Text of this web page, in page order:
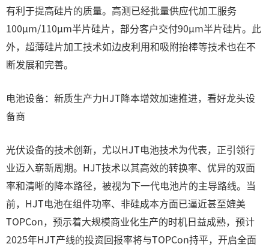
有利于提高硅片的质量。高测已经批量供应代加工服务
100μm/110μm半片硅片，部分客户交付90μm半片硅片。此
外，超薄硅片加工技术如边皮利用和吸附抬棒等技术也在不
断发展和完善。
电池设备：新质生产力HJT降本增效加速推进，看好龙头设
备商
光伏设备的技术创新，尤以HJT电池技术为代表，正引领行
业迈入崭新周期。HJT技术以其高效的转换率、优异的双面
率和清晰的降本路径，被视为下一代电池片的主导路线。当
前，HJT电池在组件功率、非硅成本方面已逼近甚至媲美
TOPCon，预示着大规模商业化生产的时机日益成熟，预计
2025年HJT产线的投资回报率将与TOPCon持平，开启全面